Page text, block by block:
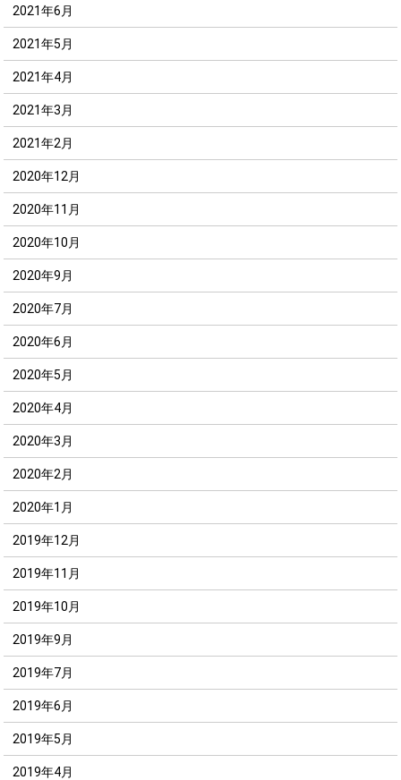
2021年6月
2021年5月
2021年4月
2021年3月
2021年2月
2020年12月
2020年11月
2020年10月
2020年9月
2020年7月
2020年6月
2020年5月
2020年4月
2020年3月
2020年2月
2020年1月
2019年12月
2019年11月
2019年10月
2019年9月
2019年7月
2019年6月
2019年5月
2019年4月